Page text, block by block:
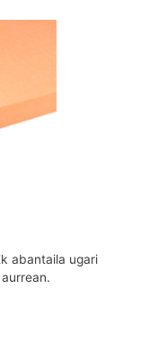
abantaila ugari